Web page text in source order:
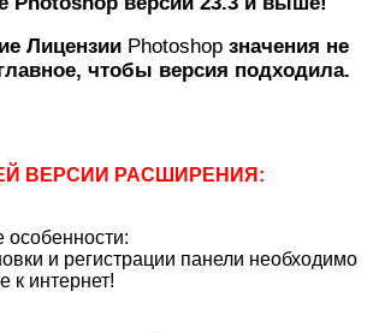
ЛицензииPhotoshopзначения не
чтобы версия подходила.
ВЕРСИИ РАСШИРЕНИЯ:
и регистрации панели необходимо
к интернет!